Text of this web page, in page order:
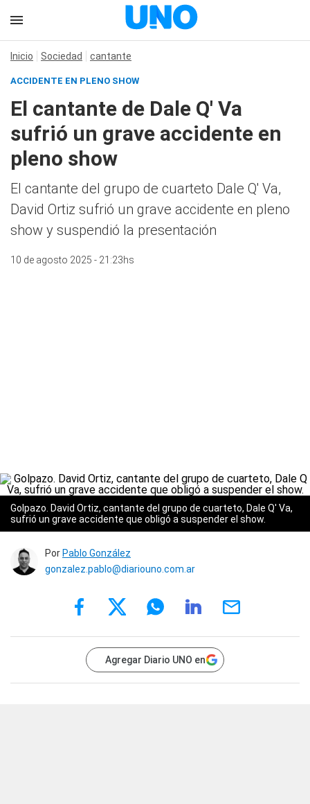
Inicio Sociedad cantante
ACCIDENTE EN PLENO SHOW
El cantante de Dale Q' Va
sufrió un grave accidente en
pleno show
El cantante del grupo de cuarteto Dale Q' Va,
David Ortiz sufrió un grave accidente en pleno
show y suspendió la presentación
10 de agosto 2025 - 21:23hs
Golpazo. David Ortiz, cantante del grupo de cuarteto, Dale Q' Va,
sufrió un grave accidente que obligó a suspender el show.
Por Pablo González
gonzalez.pablo@diariouno.com.ar
Agregar Diario UNO en